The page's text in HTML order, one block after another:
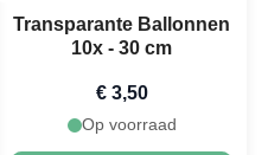
Transparante Ballonnen
10x - 30 cm
€ 3,50
Op voorraad